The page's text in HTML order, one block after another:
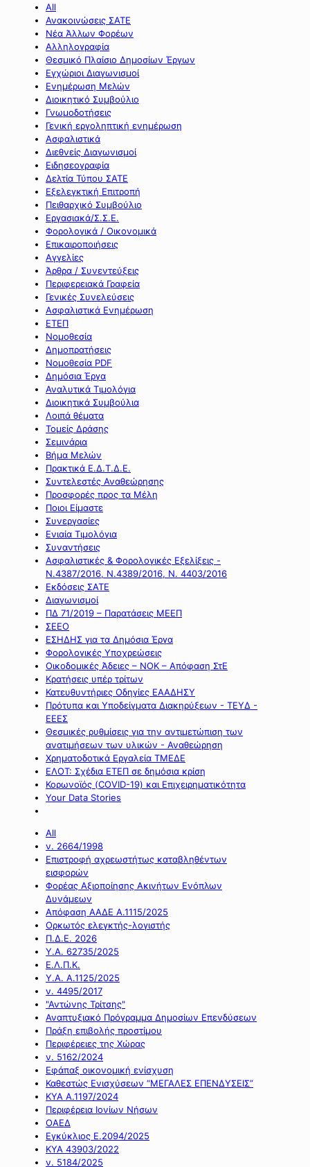
All
Ανακοινώσεις ΣΑΤΕ
Νέα Άλλων Φορέων
Αλληλογραφία
Θεσμικό Πλαίσιο Δημοσίων Έργων
Εγχώριοι Διαγωνισμοί
Ενημέρωση Μελών
Διοικητικό Συμβούλιο
Γνωμοδοτήσεις
Γενική εργοληπτική ενημέρωση
Ασφαλιστικά
Διεθνείς Διαγωνισμοί
Ειδησεογραφία
Δελτία Τύπου ΣΑΤΕ
Εξελεγκτική Επιτροπή
Πειθαρχικό Συμβούλιο
Εργασιακά/Σ.Σ.Ε.
Φορολογικά / Οικονομικά
Επικαιροποιήσεις
Αγγελίες
Άρθρα / Συνεντεύξεις
Περιφερειακά Γραφεία
Γενικές Συνελεύσεις
Ασφαλιστικά Ενημέρωση
ΕΤΕΠ
Νομοθεσία
Δημοπρατήσεις
Νομοθεσία PDF
Δημόσια Έργα
Αναλυτικά Τιμολόγια
Διοικητικά Συμβούλια
Λοιπά θέματα
Τομείς Δράσης
Σεμινάρια
Βήμα Μελών
Πρακτικά Ε.Δ.Τ.Δ.Ε.
Συντελεστές Αναθεώρησης
Προσφορές προς τα Μέλη
Ποιοι Είμαστε
Συνεργασίες
Ενιαία Τιμολόγια
Συναντήσεις
Ασφαλιστικές & Φορολογικές Εξελίξεις -
Ν.4387/2016, Ν.4389/2016, Ν. 4403/2016
Εκδόσεις ΣΑΤΕ
Διαγωνισμοί
ΠΔ 71/2019 – Παρατάσεις ΜΕΕΠ
ΣΕΕΟ
ΕΣΗΔΗΣ για τα Δημόσια Έργα
Φορολογικές Υποχρεώσεις
Οικοδομικές Άδειες – ΝΟΚ – Απόφαση ΣτΕ
Κρατήσεις υπέρ τρίτων
Κατευθυντήριες Οδηγίες ΕΑΑΔΗΣΥ
Πρότυπα και Υποδείγματα Διακηρύξεων - ΤΕΥΔ -
ΕΕΕΣ
Θεσμικές ρυθμίσεις για την αντιμετώπιση των
ανατιμήσεων των υλικών - Αναθεώρηση
Χρηματοδοτικά Εργαλεία ΤΜΕΔΕ
ΕΛΟΤ: Σχέδια ΕΤΕΠ σε δημόσια κρίση
Κορωνοϊός (COVID-19) και Επιχειρηματικότητα
Your Data Stories
All
ν. 2664/1998
Επιστροφή αχρεωστήτως καταβληθέντων
εισφορών
Φορέας Αξιοποίησης Ακινήτων Ενόπλων
Δυνάμεων
Απόφαση ΑΑΔΕ Α.1115/2025
Ορκωτός ελεγκτής-λογιστής
Π.Δ.Ε. 2026
Υ.Α. 62735/2025
Ε.Λ.Π.Κ.
Υ.Α. Α.1125/2025
ν. 4495/2017
"Αντώνης Τρίτσης"
Αναπτυξιακό Πρόγραμμα Δημοσίων Επενδύσεων
Πράξη επιβολής προστίμου
Περιφέρειες της Χώρας
ν. 5162/2024
Εφάπαξ οικονομική ενίσχυση
Καθεστώς Ενισχύσεων “ΜΕΓΑΛΕΣ ΕΠΕΝΔΥΣΕΙΣ”
ΚΥΑ Α.1197/2024
Περιφέρεια Ιονίων Νήσων
ΟΑΕΔ
Εγκύκλιος Ε.2094/2025
ΚΥΑ 43903/2022
ν. 5184/2025